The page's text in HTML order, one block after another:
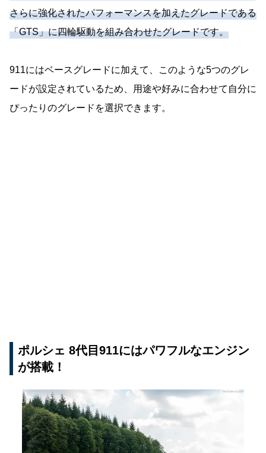
さらに強化されたパフォーマンスを加えたグレードである
「GTS」に四輪駆動を組み合わせたグレードです。
911にはベースグレードに加えて、このような5つのグレ
ードが設定されているため、用途や好みに合わせて自分に
ぴったりのグレードを選択できます。
ポルシェ 8代目911にはパワフルなエンジン
が搭載！